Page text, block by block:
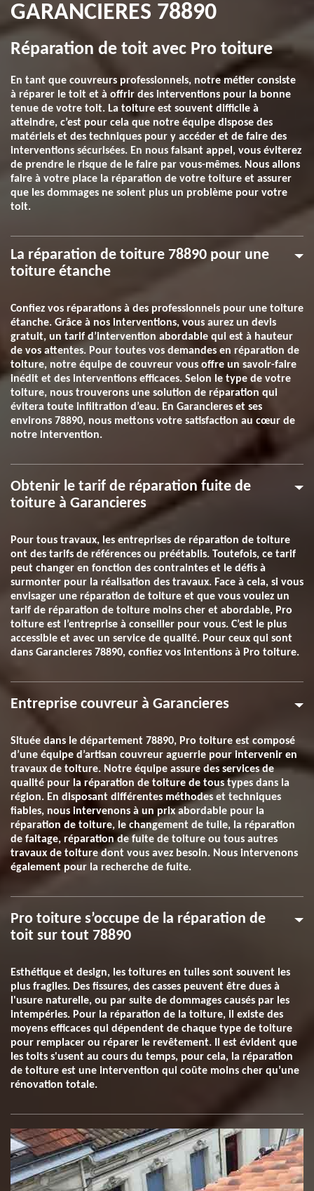
GARANCIERES 78890
Réparation de toit avec Pro toiture
En tant que couvreurs professionnels, notre métier consiste
à réparer le toit et à offrir des interventions pour la bonne
tenue de votre toit. La toiture est souvent difficile à
atteindre, c’est pour cela que notre équipe dispose des
matériels et des techniques pour y accéder et de faire des
interventions sécurisées. En nous faisant appel, vous éviterez
de prendre le risque de le faire par vous-mêmes. Nous allons
faire à votre place la réparation de votre toiture et assurer
que les dommages ne soient plus un problème pour votre
toit.
La réparation de toiture 78890 pour une
toiture étanche
Confiez vos réparations à des professionnels pour une toiture
étanche. Grâce à nos interventions, vous aurez un devis
gratuit, un tarif d’intervention abordable qui est à hauteur
de vos attentes. Pour toutes vos demandes en réparation de
toiture, notre équipe de couvreur vous offre un savoir-faire
inédit et des interventions efficaces. Selon le type de votre
toiture, nous trouverons une solution de réparation qui
évitera toute infiltration d’eau. En Garancieres et ses
environs 78890, nous mettons votre satisfaction au cœur de
notre intervention.
Obtenir le tarif de réparation fuite de
toiture à Garancieres
Pour tous travaux, les entreprises de réparation de toiture
ont des tarifs de références ou préétablis. Toutefois, ce tarif
peut changer en fonction des contraintes et le défis à
surmonter pour la réalisation des travaux. Face à cela, si vous
envisager une réparation de toiture et que vous voulez un
tarif de réparation de toiture moins cher et abordable, Pro
toiture est l’entreprise à conseiller pour vous. C’est le plus
accessible et avec un service de qualité. Pour ceux qui sont
dans Garancieres 78890, confiez vos intentions à Pro toiture.
Entreprise couvreur à Garancieres
Située dans le département 78890, Pro toiture est composé
d’une équipe d’artisan couvreur aguerrie pour intervenir en
travaux de toiture. Notre équipe assure des services de
qualité pour la réparation de toiture de tous types dans la
région. En disposant différentes méthodes et techniques
fiables, nous intervenons à un prix abordable pour la
réparation de toiture, le changement de tuile, la réparation
de faitage, réparation de fuite de toiture ou tous autres
travaux de toiture dont vous avez besoin. Nous intervenons
également pour la recherche de fuite.
Pro toiture s’occupe de la réparation de
toit sur tout 78890
Esthétique et design, les toitures en tuiles sont souvent les
plus fragiles. Des fissures, des casses peuvent être dues à
l'usure naturelle, ou par suite de dommages causés par les
intempéries. Pour la réparation de la toiture, il existe des
moyens efficaces qui dépendent de chaque type de toiture
pour remplacer ou réparer le revêtement. Il est évident que
les toits s'usent au cours du temps, pour cela, la réparation
de toiture est une intervention qui coûte moins cher qu’une
rénovation totale.